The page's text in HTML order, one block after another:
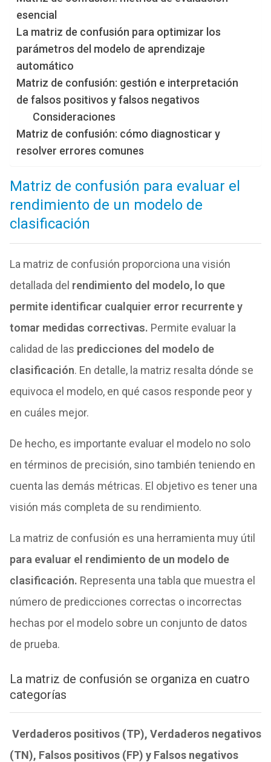
esencial
La matriz de confusión para optimizar los
parámetros del modelo de aprendizaje
automático
Matriz de confusión: gestión e interpretación
de falsos positivos y falsos negativos
Consideraciones
Matriz de confusión: cómo diagnosticar y
resolver errores comunes
Matriz de confusión para evaluar el
rendimiento de un modelo de
clasificación
La matriz de confusión proporciona una visión
detallada del rendimiento del modelo, lo que
permite identificar cualquier error recurrente y
tomar medidas correctivas. Permite evaluar la
calidad de las predicciones del modelo de
clasificación. En detalle, la matriz resalta dónde se
equivoca el modelo, en qué casos responde peor y
en cuáles mejor.
De hecho, es importante evaluar el modelo no solo
en términos de precisión, sino también teniendo en
cuenta las demás métricas. El objetivo es tener una
visión más completa de su rendimiento.
La matriz de confusión es una herramienta muy útil
para evaluar el rendimiento de un modelo de
clasificación. Representa una tabla que muestra el
número de predicciones correctas o incorrectas
hechas por el modelo sobre un conjunto de datos
de prueba.
La matriz de confusión se organiza en cuatro
categorías
Verdaderos positivos (TP), Verdaderos negativos
(TN), Falsos positivos (FP) y Falsos negativos